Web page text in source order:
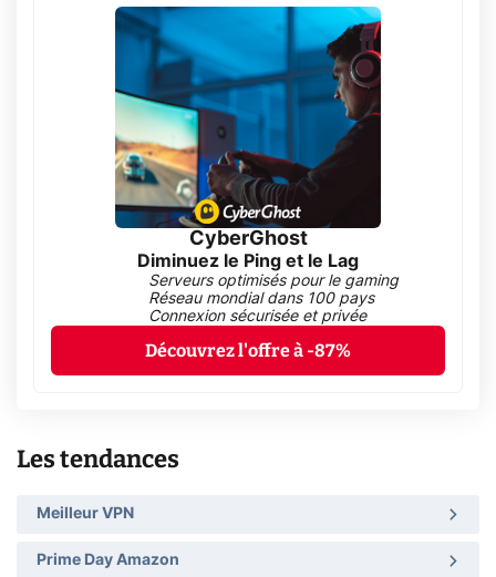
CyberGhost
Diminuez le Ping et le Lag
Serveurs optimisés pour le gaming
Réseau mondial dans 100 pays
Connexion sécurisée et privée
Découvrez l'offre à -87%
Les tendances
Meilleur VPN
Prime Day Amazon